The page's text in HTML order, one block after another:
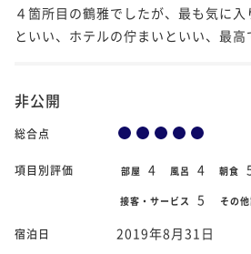
４箇所目の鶴雅でしたが、最も気に
といい、ホテルの佇まいといい、最高
非公開
総合点
項目別評価 部屋 4 風呂 4 朝食
接客・サービス 5 その
宿泊日 2019年8月31日